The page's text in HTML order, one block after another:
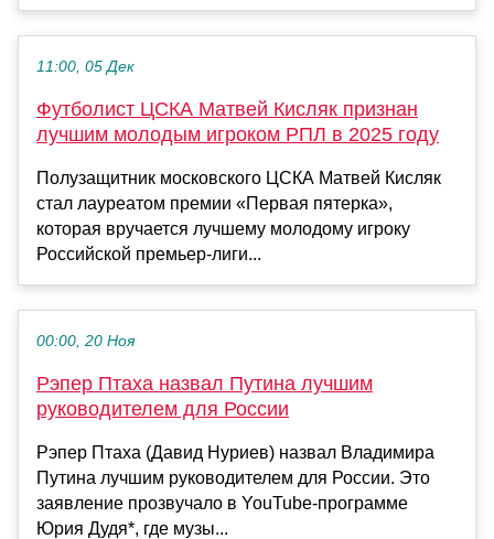
11:00, 05 Дек
Футболист ЦСКА Матвей Кисляк признан
лучшим молодым игроком РПЛ в 2025 году
Полузащитник московского ЦСКА Матвей Кисляк
стал лауреатом премии «Первая пятерка»,
которая вручается лучшему молодому игроку
Российской премьер-лиги...
00:00, 20 Ноя
Рэпер Птаха назвал Путина лучшим
руководителем для России
Рэпер Птаха (Давид Нуриев) назвал Владимира
Путина лучшим руководителем для России. Это
заявление прозвучало в YouTube-программе
Юрия Дудя*, где музы...